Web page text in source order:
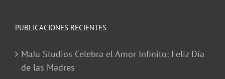
PUBLICACIONES RECIENTES
MaJu Studios Celebra el Amor Infinito: Feliz Día
de las Madres